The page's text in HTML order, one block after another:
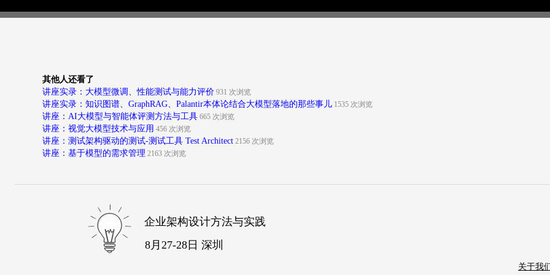
其他人还看了
讲座实录：大模型微调、性能测试与能力评价 931 次浏览
讲座实录：知识图谱、GraphRAG、Palantir本体论结合大模型落地的那些事儿 1535 次浏览
讲座：AI大模型与智能体评测方法与工具 665 次浏览
讲座：视觉大模型技术与应用 456 次浏览
讲座：测试架构驱动的测试-测试工具 Test Architect 2156 次浏览
讲座：基于模型的需求管理 2163 次浏览